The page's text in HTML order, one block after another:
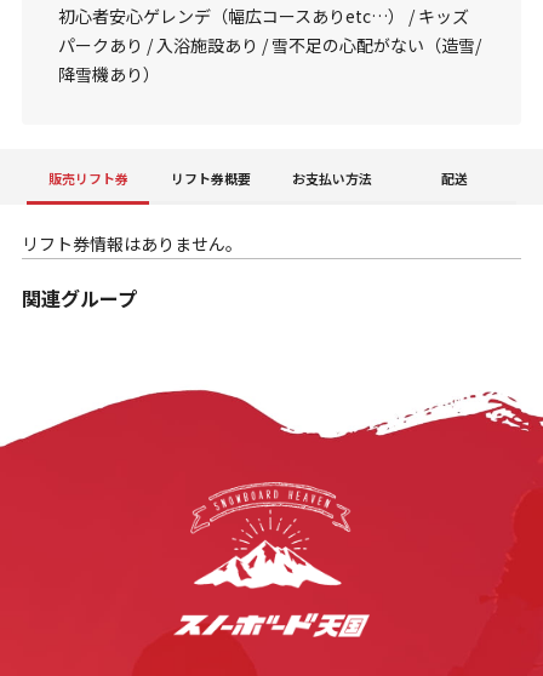
初心者安心ゲレンデ（幅広コースありetc…） / キッズ
パークあり / 入浴施設あり / 雪不足の心配がない（造雪/
降雪機あり）
販売リフト券 リフト券概要 お支払い方法 配送
リフト券情報はありません。
関連グループ